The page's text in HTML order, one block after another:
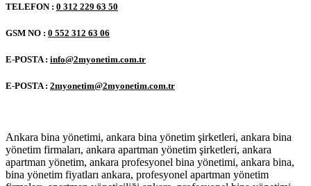
TELEFON : 0 312 229 63 50
GSM NO : 0 552 312 63 06
E-POSTA : info@2myonetim.com.tr
E-POSTA : 2myonetim@2myonetim.com.tr
Ankara bina yönetimi, ankara bina yönetim şirketleri, ankara bina
yönetim firmaları, ankara apartman yönetim şirketleri, ankara
apartman yönetim, ankara profesyonel bina yönetimi, ankara bina,
bina yönetim fiyatları ankara, profesyonel apartman yönetim